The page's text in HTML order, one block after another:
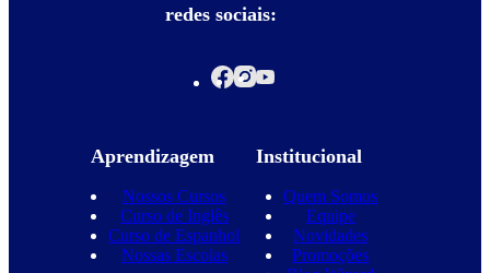
redes sociais:
Aprendizagem
Nossos Cursos
Curso de Inglês
Curso de Espanhol
Nossas Escolas
Institucional
Quem Somos
Equipe
Novidades
Promoções